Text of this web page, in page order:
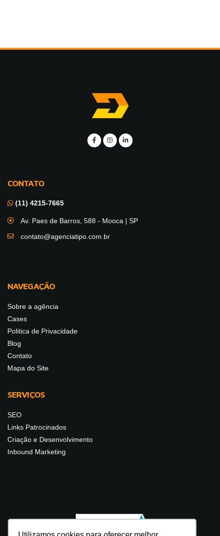
CONTATO
(11) 4215-7665
Av. Paes de Barros, 588 - Mooca | SP
contato@agenciatipo.com.br
NAVEGAÇÃO
Sobre a agência
Cases
Politica de Privacidade
Blog
Contato
Mapa do Site
SERVIÇOS
SEO
Links Patrocinados
Criação e Desenvolvimento
Inbound Marketing